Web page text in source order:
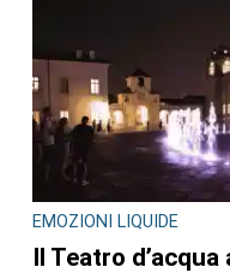
EMOZIONI LIQUIDE
Il Teatro d’acqua